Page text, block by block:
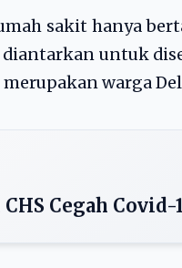
sakit hanya
untuk
warga
CHS Cegah